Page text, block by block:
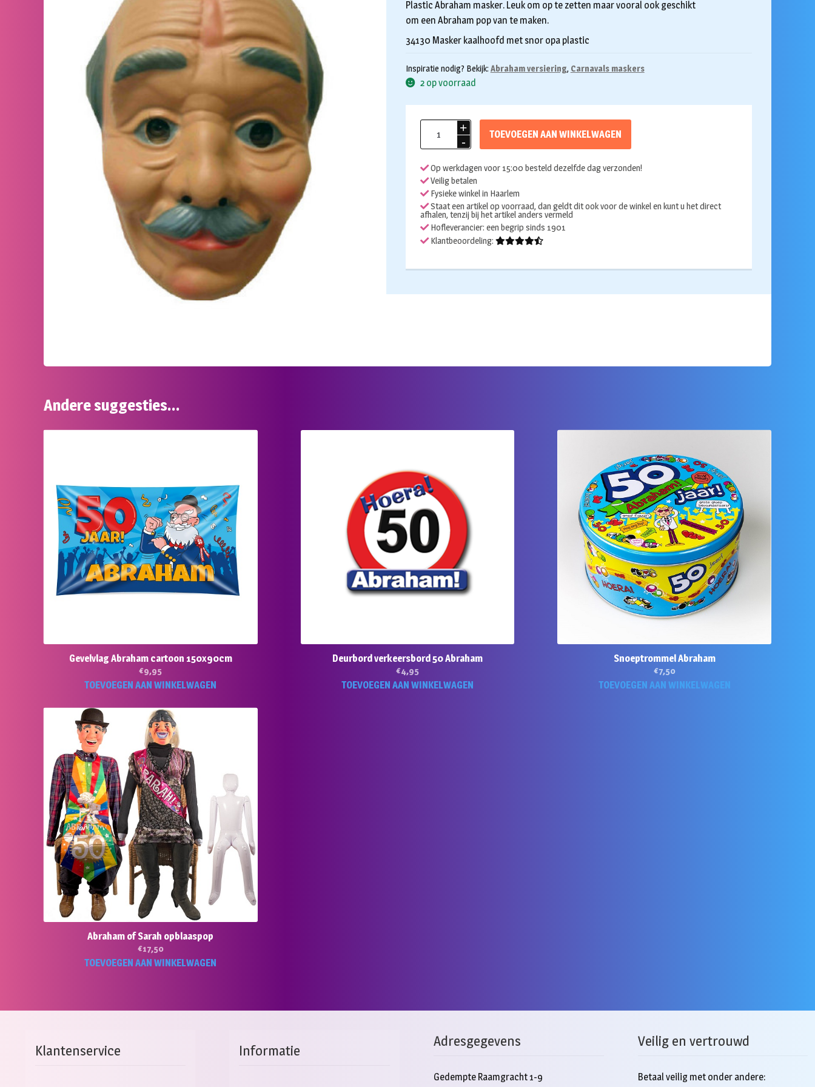
Plastic Abraham masker. Leuk om op te zetten maar vooral ook geschikt
om een Abraham pop van te maken.
34130 Masker kaalhoofd met snor opa plastic
Inspiratie nodig? Bekijk: Abraham versiering, Carnavals maskers
2 op voorraad
Abraham
aantal
TOEVOEGEN AAN WINKELWAGEN
Op werkdagen voor 15:00 besteld dezelfde dag verzonden!
Veilig betalen
Fysieke winkel in Haarlem
Staat een artikel op voorraad, dan geldt dit ook voor de winkel en kunt u het direct
afhalen, tenzij bij het artikel anders vermeld
Hofleverancier: een begrip sinds 1901
Klantbeoordeling:
Andere suggesties…
Gevelvlag Abraham cartoon 150x90cm
€9,95
TOEVOEGEN AAN WINKELWAGEN
Deurbord verkeersbord 50 Abraham
€4,95
TOEVOEGEN AAN WINKELWAGEN
Snoeptrommel Abraham
€7,50
TOEVOEGEN AAN WINKELWAGEN
Abraham of Sarah opblaaspop
€17,50
TOEVOEGEN AAN WINKELWAGEN
Klantenservice Informatie
Adresgegevens
Gedempte Raamgracht 1-9
Veilig en vertrouwd
Betaal veilig met onder andere: